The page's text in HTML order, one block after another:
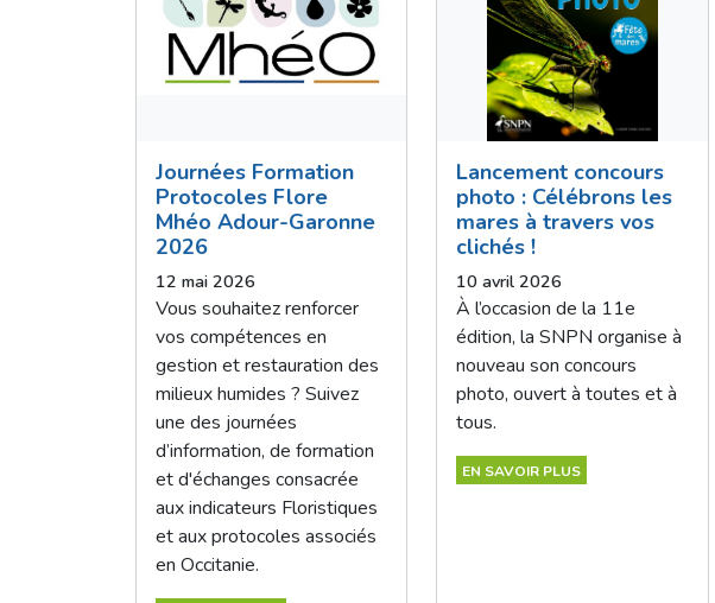
Journées Formation
Protocoles Flore
Mhéo Adour-Garonne
2026
12 mai 2026
Vous souhaitez renforcer
vos compétences en
gestion et restauration des
milieux humides ? Suivez
une des journées
d’information, de formation
et d'échanges consacrée
aux indicateurs Floristiques
et aux protocoles associés
en Occitanie.
Lancement concours
photo : Célébrons les
mares à travers vos
clichés !
10 avril 2026
À l’occasion de la 11e
édition, la SNPN organise à
nouveau son concours
photo, ouvert à toutes et à
tous.
EN SAVOIR PLUS